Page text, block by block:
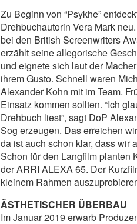
Zu Beginn von “Psykhe”
Drehbuchautorin Vera Mark
bei den British Screenwriters
erzählt seine allegorische
und eignete sich laut der
ihrem Gusto. Schnell waren
Alexander Kohn mit im Team.
Einsatz kommen sollten. “Ich
Drehbuch liest”, sagt DoP
Sog erzeugen. Das erreichen
da ist auch schon klar, dass wir
Schon für den Langfilm planten
der ARRI ALEXA 65. Der
kleinem Rahmen
ÄSTHETISCHER ÜBERBAU
Im Januar 2019 erwarb